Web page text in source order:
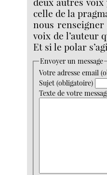
celle de la
nous
voix de l’auteur
Et si le polar
Envoyer un message
Votre adresse email
Sujet (obligatoire)
Texte de votre